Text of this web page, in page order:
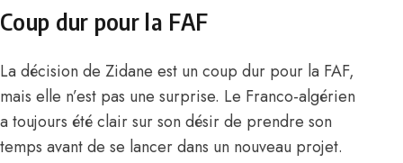
Coup dur pour la FAF
La décision de Zidane est un coup dur pour la FAF,
mais elle n’est pas une surprise. Le Franco-algérien
a toujours été clair sur son désir de prendre son
temps avant de se lancer dans un nouveau projet.